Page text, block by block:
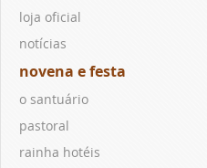
loja oficial
notícias
novena e festa
o santuário
pastoral
rainha hotéis